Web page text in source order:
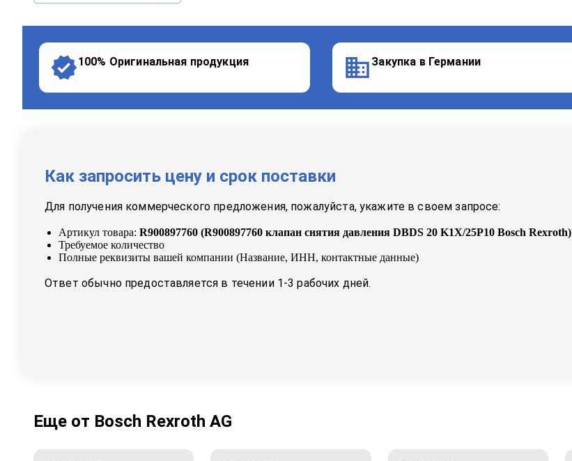
100% Оригинальная продукция Закупка в Германии
Как запросить цену и срок поставки
Для получения коммерческого предложения, пожалуйста, укажите в своем запросе:
Артикул товара: R900897760 (R900897760 клапан снятия давления DBDS 20 K1X/25P10 Bosch Rexroth)
Требуемое количество
Полные реквизиты вашей компании (Название, ИНН, контактные данные)
Ответ обычно предоставляется в течении 1-3 рабочих дней.
Еще от Bosch Rexroth AG